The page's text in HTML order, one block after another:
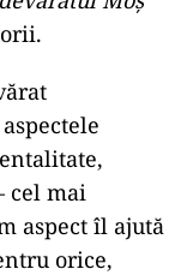
cel mai
aspect îl ajută
orice,